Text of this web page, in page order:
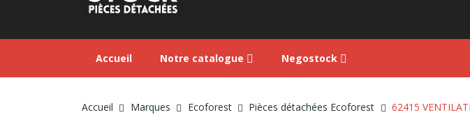
Accueil Notre catalogue Negostock
Accueil Marques Ecoforest Pièces détachées Ecoforest 62415